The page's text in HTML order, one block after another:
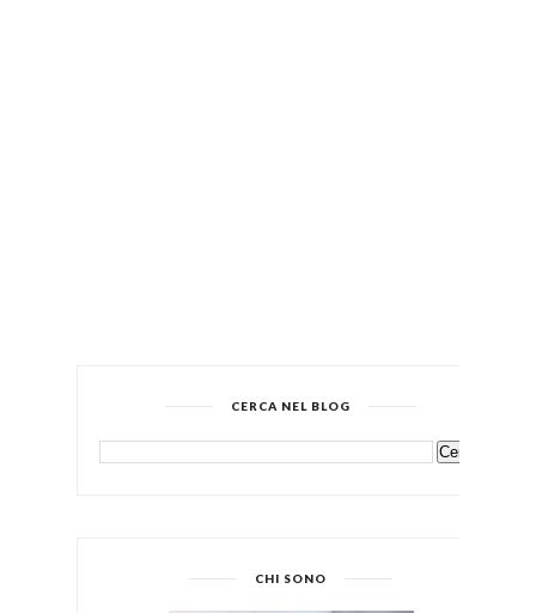
CERCA NEL BLOG
CHI SONO